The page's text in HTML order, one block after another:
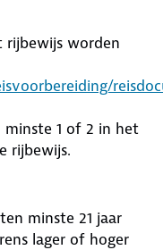
rijbewijs worden
1 of 2 in het
rijbewijs.
minste 21 jaar
lager of hoger